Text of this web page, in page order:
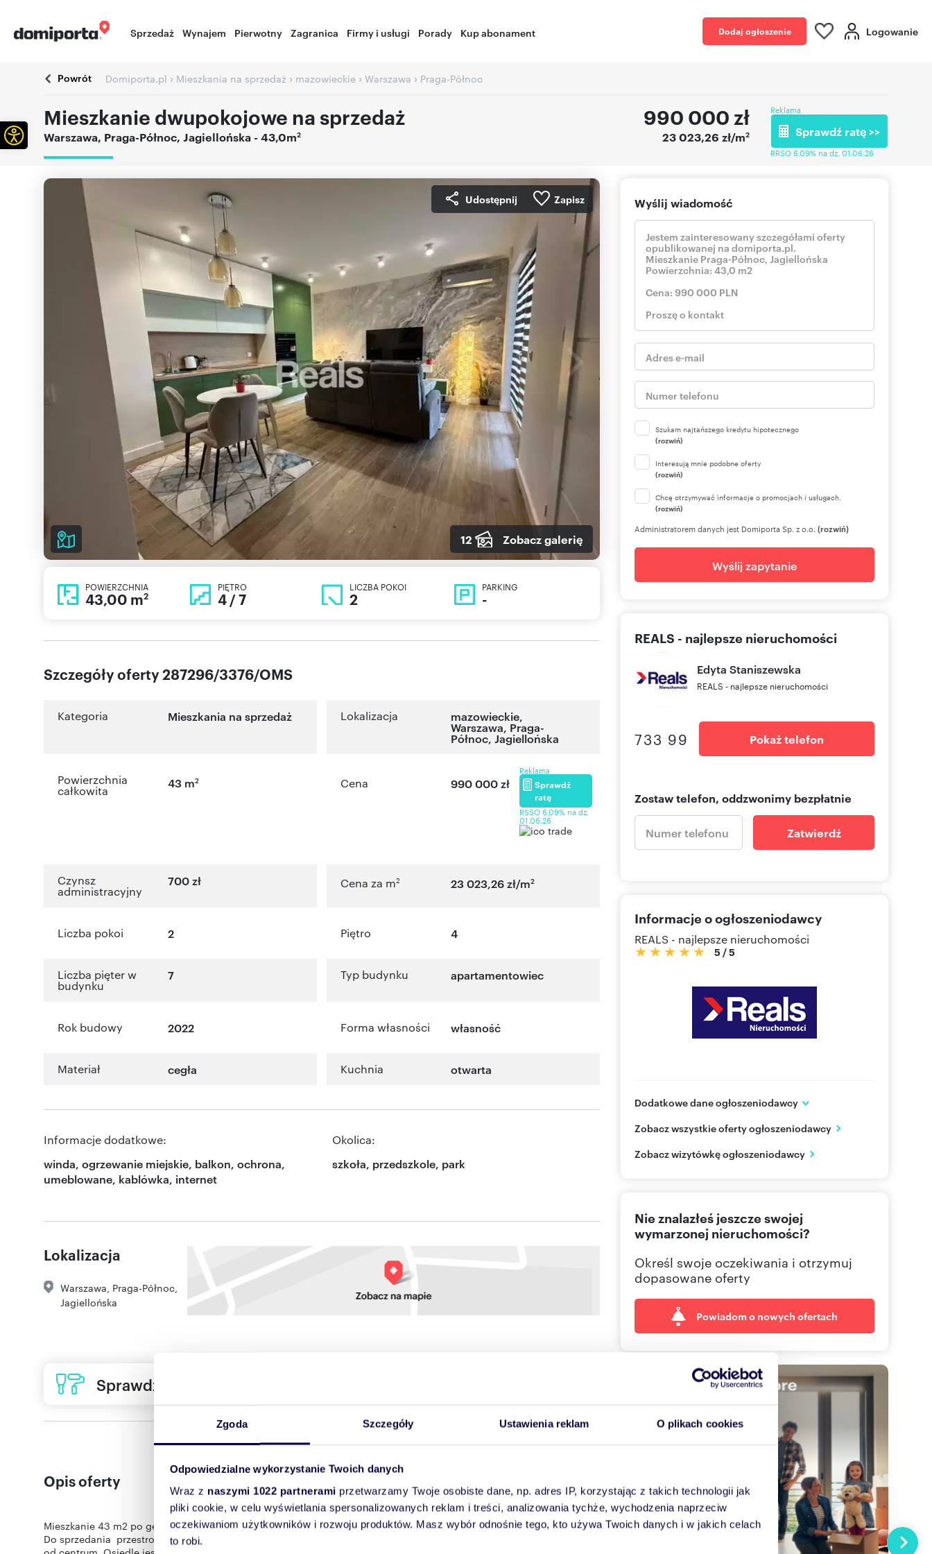
Zgoda Szczegóły Ustawienia reklam O plikach cookies
Odpowiedzialne wykorzystanie Twoich danych
Wraz z naszymi 1022 partnerami przetwarzamy Twoje osobiste dane, np. adres IP, korzystając z takich technologii jak
pliki cookie, w celu wyświetlania spersonalizowanych reklam i treści, analizowania tychże, wychodzenia naprzeciw
oczekiwaniom użytkowników i rozwoju produktów. Masz wybór odnośnie tego, kto używa Twoich danych i w jakich celach
to robi.
Sprzedaż Wynajem Pierwotny Zagranica Firmy i usługi Porady Kup abonament Dodaj ogłoszenie Logowanie
Powrót Domiporta.pl › Mieszkania na sprzedaż › mazowieckie › Warszawa › Praga-Północ
Mieszkanie dwupokojowe na sprzedaż
Warszawa, Praga-Północ, Jagiellońska - 43,0m2
990 000 zł
23 023,26 zł/m2
Reklama
Sprawdź ratę >>
RRSO 6,09% na dz. 01.06.26
Udostępnij Zapisz
12 Zobacz galerię
POWIERZCHNIA
43,00 m2
PIĘTRO
4 / 7
LICZBA POKOI
2
PARKING
-
Szczegóły oferty 287296/3376/OMS
Kategoria Mieszkania na sprzedaż Lokalizacja mazowieckie,
Warszawa, Praga-
Północ,Jagiellońska
Powierzchnia
całkowita
43 m2 Cena 990 000 zł
Reklama
Sprawdź
ratę
RSSO 6,09% na dz.
01.06.26
Czynsz
administracyjny
700 zł Cena za m2 23 023,26 zł/m2
Liczba pokoi 2 Piętro 4
Liczba pięter w
budynku
7 Typ budynku apartamentowiec
Rok budowy 2022 Forma własności własność
Materiał cegła Kuchnia otwarta
Informacje dodatkowe:
winda, ogrzewanie miejskie, balkon, ochrona,
umeblowane, kablówka, internet
Okolica:
szkoła, przedszkole, park
Lokalizacja
Warszawa, Praga-Północ,
Jagiellońska
Sprawdź ofertę usług remontowych
Opis oferty
Mieszkanie 43 m2 po generalnym remoncie w atrakcyjnej części warszawskiej Starej Pragi Północ.
Do sprzedania przestronne, 2-pokojowe mieszkanie położone w atrakcyjnej części warszawskiej Starej Pragi, 15 minut
Wyślij wiadomość
Szukam najtańszego kredytu hipotecznego
(rozwiń)
Interesują mnie podobne oferty
(rozwiń)
Chcę otrzymywać informacje o promocjach i usługach.
(rozwiń)
Administratorem danych jest Domiporta Sp. z o.o. (rozwiń)
Wyślij zapytanie
REALS - najlepsze nieruchomości
Edyta Staniszewska
REALS - najlepsze nieruchomości
733 99 Pokaż telefon
Zostaw telefon, oddzwonimy bezpłatnie
Zatwierdź
Informacje o ogłoszeniodawcy
REALS - najlepsze nieruchomości
5 /5
Dodatkowe dane ogłoszeniodawcy
Warszawa
PL
Zobacz wszystkie oferty ogłoszeniodawcy
Zobacz wizytówkę ogłoszeniodawcy
Nie znalazłeś jeszcze swojej
wymarzonej nieruchomości?
Określ swoje oczekiwania i otrzymuj
dopasowane oferty
Powiadom o nowych ofertach
Otwórz pasek narzędzi